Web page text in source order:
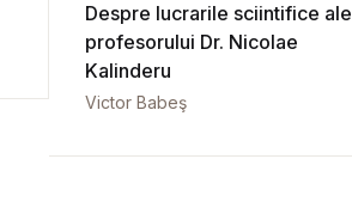
Despre lucrarile sciintifice ale
profesorului Dr. Nicolae
Kalinderu
Victor Babeş